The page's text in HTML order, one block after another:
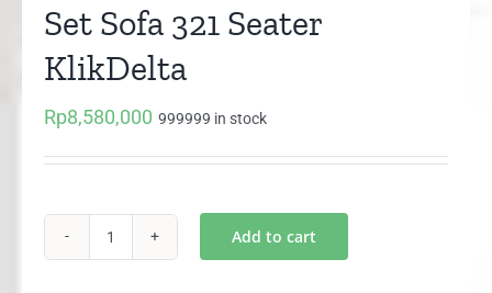
Set Sofa 321 Seater
KlikDelta
Rp8,580,000 999999 in stock
Add to cart